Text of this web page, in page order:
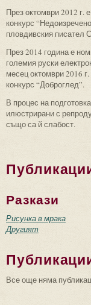
През октомври 2012 г.
конкурс
пловдивския писател
През 2014 година е
големия руски
месец октомври 2016
конкурс “Доброглед”.
В процес на
илюстрирани с
също са й слабост.
Разкази
Рисунка в мрака
Другият
Все още няма